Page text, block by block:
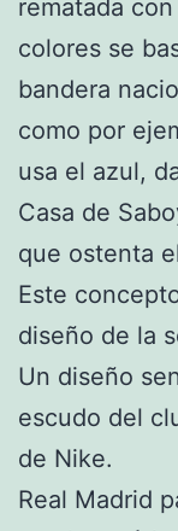
rematada
colores se
bandera
como por
usa el azul,
Casa de
que ostenta
Este
diseño de la
Un diseño
escudo del
de Nike.
Real Madrid